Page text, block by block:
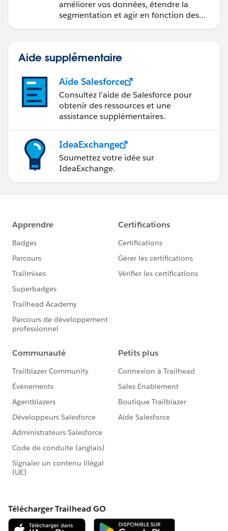
améliorer vos données, étendre la
segmentation et agir en fonction des
Aide supplémentaire
Aide Salesforce
Consultez l’aide de Salesforce pour
obtenir des ressources et une
assistance supplémentaires.
IdeaExchange
Soumettez votre idée sur
IdeaExchange.